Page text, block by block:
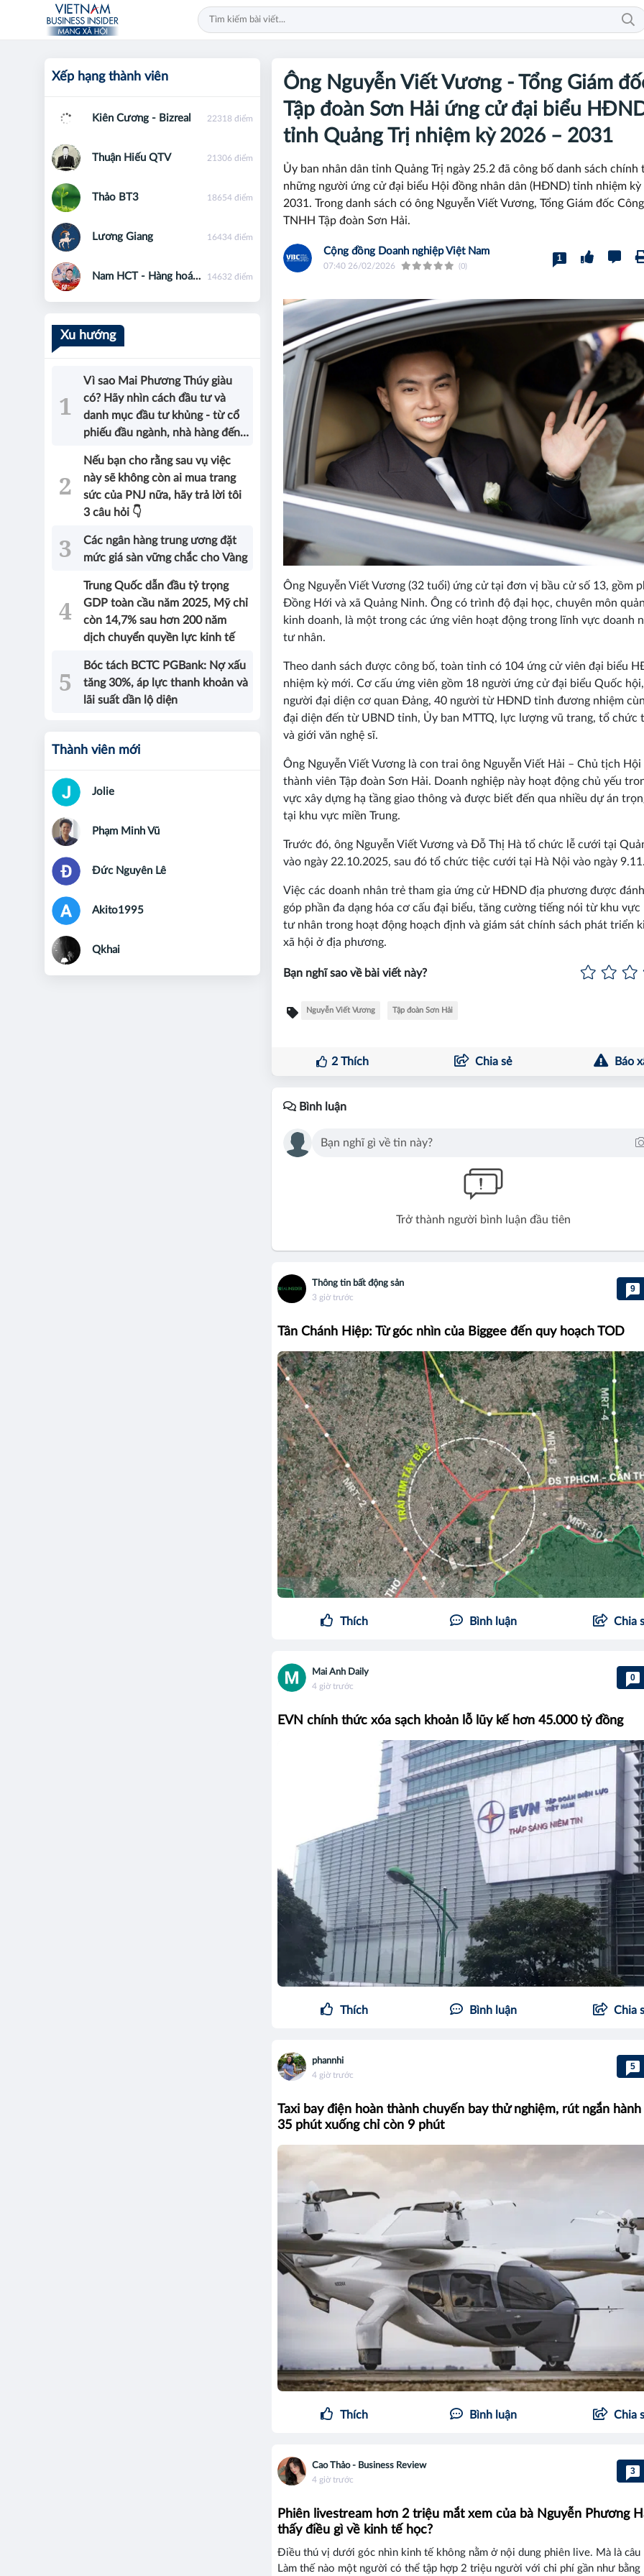
Ông Nguyễn Viết Vương - Tổng Giám
Tập đoàn Sơn Hải ứng cử đại biểu
tỉnh Quảng Trị nhiệm kỳ 2026 – 2031
Ủy ban nhân dân tỉnh Quảng Trị ngày 25.2 đã công bố danh sách chính
những người ứng cử đại biểu Hội đồng nhân dân (HĐND) tỉnh nhiệm kỳ
2031. Trong danh sách có ông Nguyễn Viết Vương, Tổng Giám đốc
TNHH Tập đoàn Sơn Hải.
Cộng đồng Doanh nghiệp Việt Nam
07:40 26/02/2026 (0)
1
Ông Nguyễn Viết Vương (32 tuổi) ứng cử tại đơn vị bầu cử số 13, gồm
Đồng Hới và xã Quảng Ninh. Ông có trình độ đại học, chuyên môn
kinh doanh, là một trong các ứng viên hoạt động trong lĩnh vực doanh
tư nhân.
Theo danh sách được công bố, toàn tỉnh có 104 ứng cử viên đại biểu
nhiệm kỳ mới. Cơ cấu ứng viên gồm 18 người ứng cử đại biểu Quốc
người đại diện cơ quan Đảng, 40 người từ HĐND tỉnh đương nhiệm
đại diện đến từ UBND tỉnh, Ủy ban MTTQ, lực lượng vũ trang, tổ chức
và giới văn nghệ sĩ.
Ông Nguyễn Viết Vương là con trai ông Nguyễn Viết Hải – Chủ tịch Hội
thành viên Tập đoàn Sơn Hải. Doanh nghiệp này hoạt động chủ yếu
vực xây dựng hạ tầng giao thông và được biết đến qua nhiều dự án
tại khu vực miền Trung.
Trước đó, ông Nguyễn Viết Vương và Đỗ Thị Hà tổ chức lễ cưới tại
vào ngày 22.10.2025, sau đó tổ chức tiệc cưới tại Hà Nội vào ngày
Việc các doanh nhân trẻ tham gia ứng cử HĐND địa phương được
góp phần đa dạng hóa cơ cấu đại biểu, tăng cường tiếng nói từ khu vực
tư nhân trong hoạt động hoạch định và giám sát chính sách phát triển
xã hội ở địa phương.
Bạn nghĩ sao về bài viết này?
Nguyễn Viết Vương Tập đoàn Sơn Hải
2Thích Chia sẻ Báo
Bình luận
Trở thành người bình luận đầu tiên
Thông tin bất động sản
3 giờ trước
9
Tân Chánh Hiệp: Từ góc nhìn của Biggee đến quy hoạch TOD
Thích Bình luận Chia
Mai Anh Daily
4 giờ trước
0
EVN chính thức xóa sạch khoản lỗ lũy kế hơn 45.000 tỷ đồng
Thích Bình luận Chia
phannhi
4 giờ trước
5
Taxi bay điện hoàn thành chuyến bay thử nghiệm, rút ngắn
35 phút xuống chỉ còn 9 phút
Thích Bình luận Chia
Cao Thảo - Business Review
4 giờ trước
3
Phiên livestream hơn 2 triệu mắt xem của bà Nguyễn Phương
thấy điều gì về kinh tế học?
Điều thú vị dưới góc nhìn kinh tế không nằm ở nội dung phiên live. Mà là câu
Làm thế nào một người có thể tập hợp 2 triệu người với chi phí gần như bằng
Xếp hạng thành viên
Kiên Cương - Bizreal 22318 điểm
Thuận Hiếu QTV 21306 điểm
Thảo BT3 18654 điểm
Lương Giang 16434 điểm
Nam HCT - Hàng hoá phái sinh - 0867091553 14632 điểm
Xu hướng
Vì sao Mai Phương Thúy giàu
có? Hãy nhìn cách đầu tư và
danh mục đầu tư khủng - từ cổ
phiếu đầu ngành, nhà hàng đến
được câu trả lời!
Nếu bạn cho rằng sau vụ việc
này sẽ không còn ai mua trang
sức của PNJ nữa, hãy trả lời tôi
3 câu hỏi 👇
Các ngân hàng trung ương đặt
mức giá sàn vững chắc cho Vàng
Trung Quốc dẫn đầu tỷ trọng
GDP toàn cầu năm 2025, Mỹ chỉ
còn 14,7% sau hơn 200 năm
dịch chuyển quyền lực kinh tế
Bóc tách BCTC PGBank: Nợ xấu
tăng 30%, áp lực thanh khoản và
lãi suất dần lộ diện
Thành viên mới
Jolie
Phạm Minh Vũ
Đức Nguyên Lê
Akito1995
Qkhai